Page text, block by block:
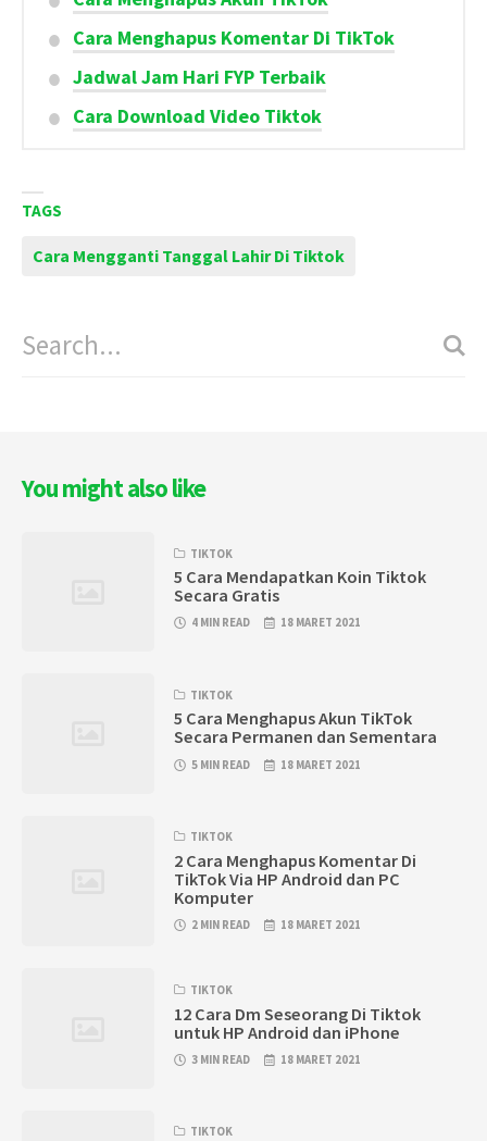
Cara Menghapus Komentar Di TikTok
Jadwal Jam Hari FYP Terbaik
Cara Download Video Tiktok
TAGS
Cara Mengganti Tanggal Lahir Di Tiktok
You might also like
TIKTOK
5 Cara Mendapatkan Koin Tiktok
Secara Gratis
4 MIN READ 18 MARET 2021
TIKTOK
5 Cara Menghapus Akun TikTok
Secara Permanen dan Sementara
5 MIN READ 18 MARET 2021
TIKTOK
2 Cara Menghapus Komentar Di
TikTok Via HP Android dan PC
Komputer
2 MIN READ 18 MARET 2021
TIKTOK
12 Cara Dm Seseorang Di Tiktok
untuk HP Android dan iPhone
3 MIN READ 18 MARET 2021
TIKTOK